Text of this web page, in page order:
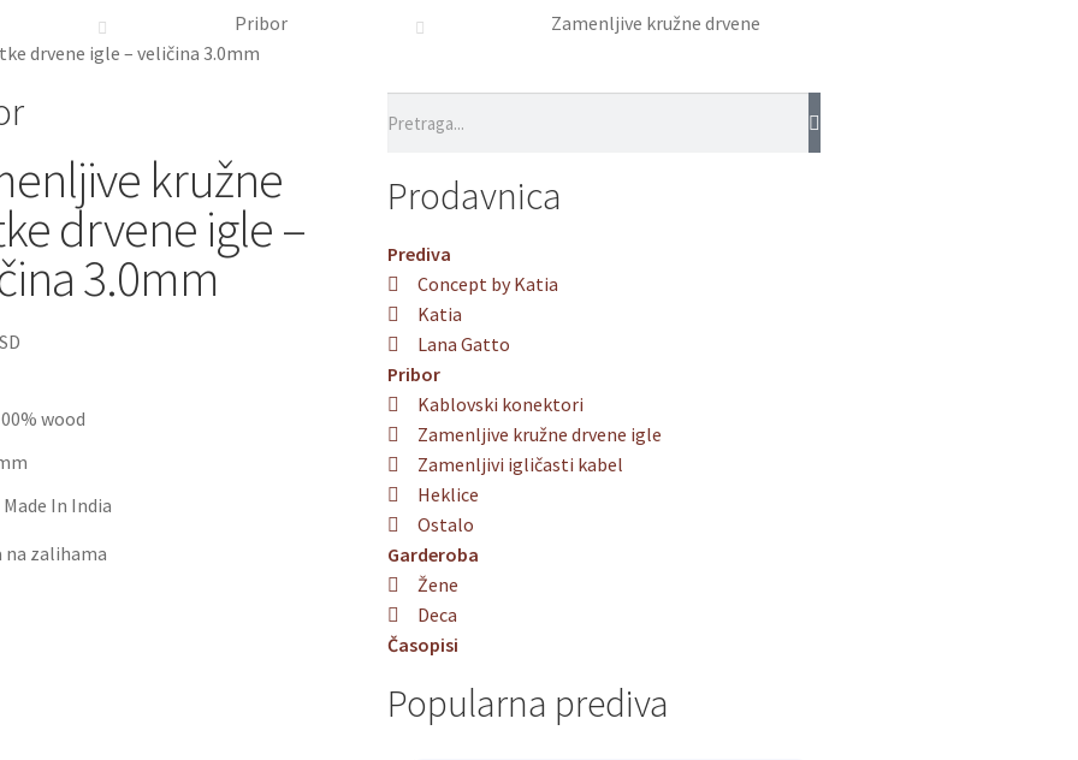
Pribor
Zamenljive kružne drvene
drvene igle – veličina 3.0mm
kružne
drvene igle –
3.0mm
wood
In India
na zalihama
Prodavnica
Prediva
Concept by Katia
Katia
Lana Gatto
Pribor
Kablovski konektori
Zamenljive kružne drvene igle
Zamenljivi igličasti kabel
Heklice
Ostalo
Garderoba
Žene
Deca
Časopisi
Popularna prediva